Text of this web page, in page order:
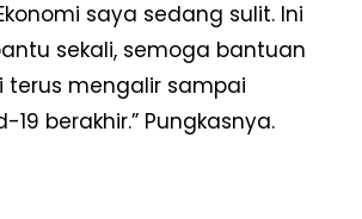
saya sedang sulit. Ini
sekali, semoga bantuan
terus mengalir sampai
berakhir.” Pungkasnya.